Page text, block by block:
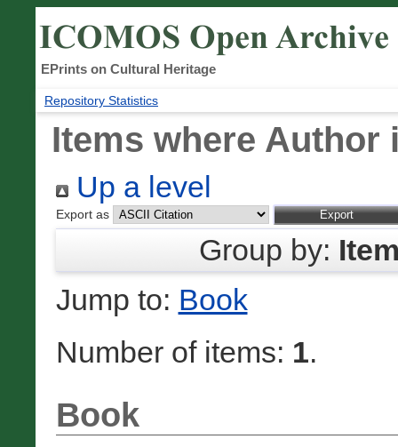
EPrints on Cultural Heritage
Repository Statistics
Items where Author
Up a level
Export as
Group by:
Jump to: Book
Number of items: 1.
Book